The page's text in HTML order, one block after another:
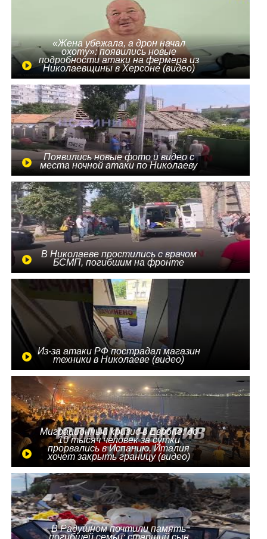
«Жена убежала, а дрон начал
охоту»: появились новые
подробности атаки на фермера из
Николаевщины в Херсоне (видео)
Появились новые фото и видео с
места ночной атаки по Николаеву
В Николаеве простились с врачом
БСМП, погибшим на фронте
Из-за атаки РФ пострадал магазин
техники в Николаеве (видео)
Миграционный кризис в Европе: до
10 тысяч человек за сутки
прорвались в Испанию, Италия
хочет закрыть границу (видео)
В Радушном почтили память
погибшей семьи: старший сын